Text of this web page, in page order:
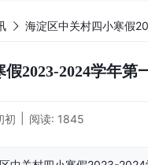
2023-2024学年
初 阅读: 1845